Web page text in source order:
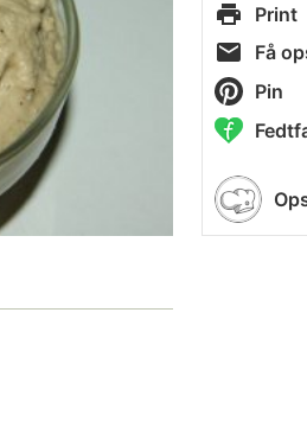
Print
Få
Pin